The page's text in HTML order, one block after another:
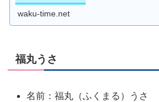
waku-time.net
福丸うさ
名前：福丸（ふくまる）うさ